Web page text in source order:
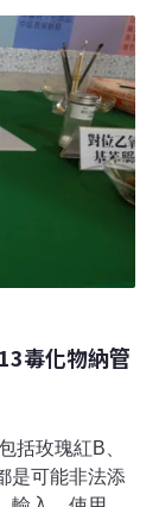
毒化物納管
括玫瑰紅B、
是可能非法添